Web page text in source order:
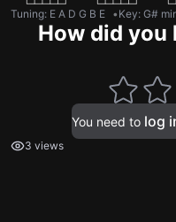
Tuning: E A D G B E Key: G#
How did you
You need to log
3 views